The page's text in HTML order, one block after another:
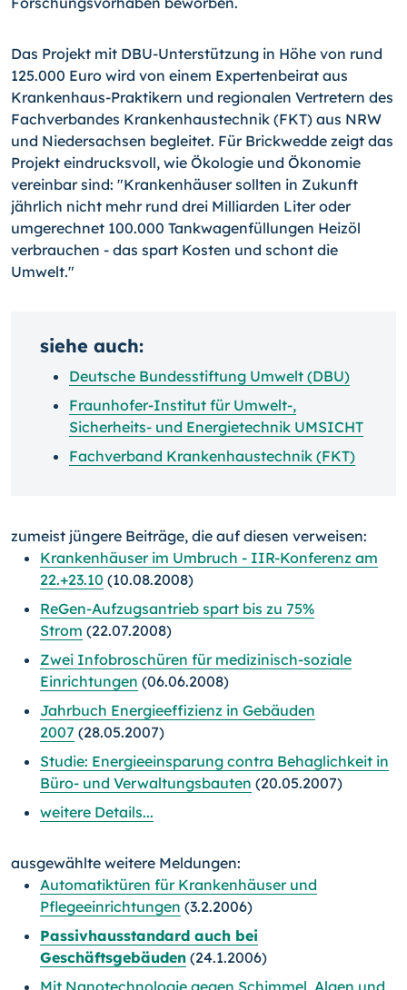
Das Projekt mit DBU-Unterstützung in Höhe von rund
125.000 Euro wird von einem Expertenbeirat aus
Krankenhaus-Praktikern und regionalen Vertretern des
Fachverbandes Krankenhaustechnik (FKT) aus NRW
und Niedersachsen begleitet. Für Brickwedde zeigt das
Projekt eindrucksvoll, wie Ökologie und Ökonomie
vereinbar sind: "Krankenhäuser sollten in Zukunft
jährlich nicht mehr rund drei Milliarden Liter oder
umgerechnet 100.000 Tankwagenfüllungen Heizöl
verbrauchen - das spart Kosten und schont die
Umwelt."
siehe auch:
Deutsche Bundesstiftung Umwelt (DBU)
Fraunhofer-Institut für Umwelt-,
Sicherheits- und Energietechnik UMSICHT
Fachverband Krankenhaustechnik (FKT)
zumeist jüngere Beiträge, die auf diesen verweisen:
Krankenhäuser im Umbruch - IIR-Konferenz am
22.+23.10 (10.08.2008)
ReGen-Aufzugsantrieb spart bis zu 75%
Strom (22.07.2008)
Zwei Infobroschüren für medizinisch-soziale
Einrichtungen (06.06.2008)
Jahrbuch Energieeffizienz in Gebäuden
2007 (28.05.2007)
Studie: Energieeinsparung contra Behaglichkeit in
Büro- und Verwaltungsbauten (20.05.2007)
weitere Details...
ausgewählte weitere Meldungen:
Automatiktüren für Krankenhäuser und
Pflegeeinrichtungen (3.2.2006)
Passivhausstandard auch bei
Geschäftsgebäuden (24.1.2006)